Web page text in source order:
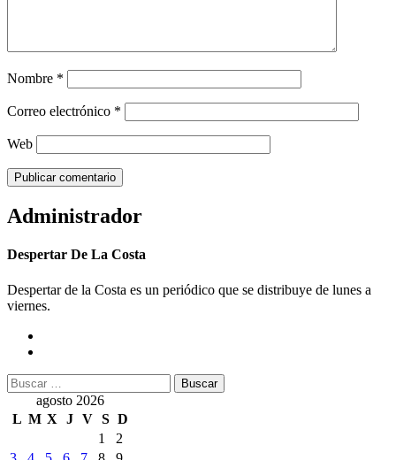
Nombre *
Correo electrónico *
Web
Administrador
Despertar De La Costa
Despertar de la Costa es un periódico que se distribuye de lunes a
viernes.
Buscar:
agosto 2026
L M X J V S D
1
2